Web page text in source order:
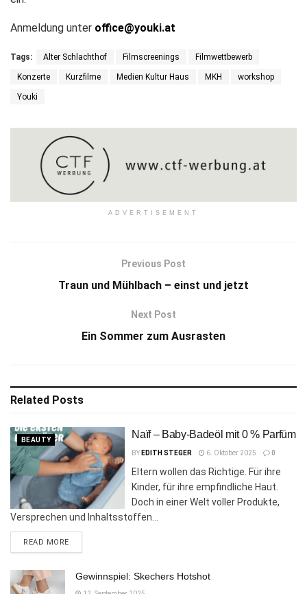
Anmeldung unter office@youki.at
Tags: Alter Schlachthof Filmscreenings Filmwettbewerb
Konzerte Kurzfilme Medien Kultur Haus MKH workshop
Youki
ADVERTISEMENT
Previous Post
Traun und Mühlbach – einst und jetzt
Next Post
Ein Sommer zum Ausrasten
Related Posts
BEAUTY Naïf – Baby-Badeöl mit 0 % Parfüm
BY EDITH STEGER 6. Oktober 2025 0
Eltern wollen das Richtige. Für ihre
Kinder, für ihre empfindliche Haut.
Doch in einer Welt voller Produkte,
Versprechen und Inhaltsstoffen...
READ MOREDETAILS
Gewinnspiel: Skechers Hotshot